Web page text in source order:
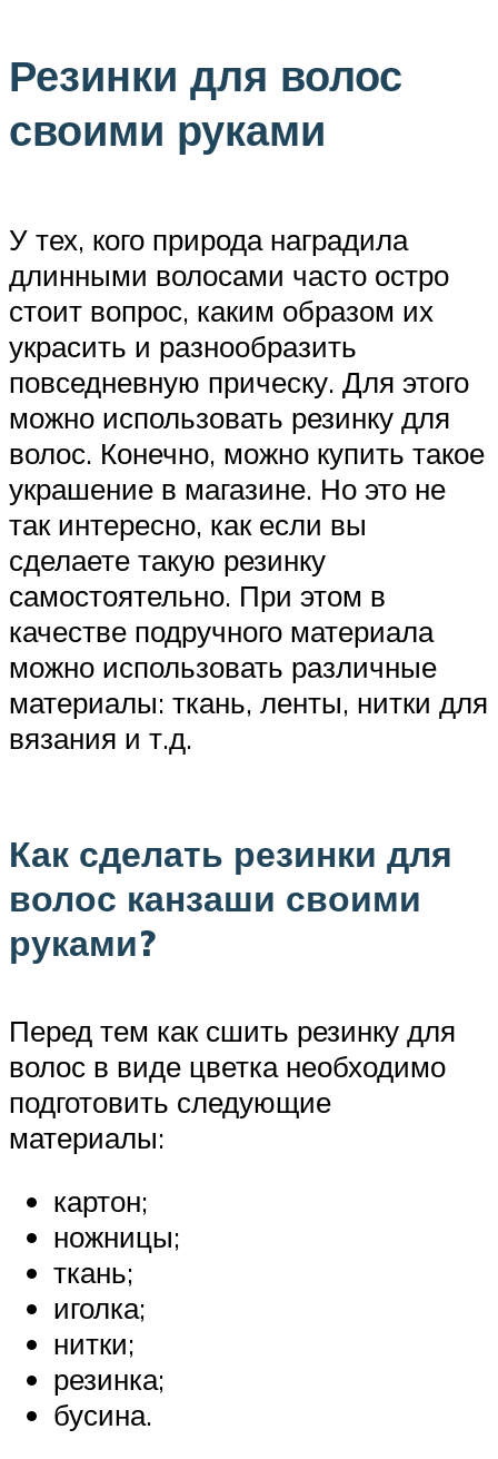
Резинки для волос
своими руками
У тех, кого природа наградила
длинными волосами часто остро
стоит вопрос, каким образом их
украсить и разнообразить
повседневную прическу. Для этого
можно использовать резинку для
волос. Конечно, можно купить такое
украшение в магазине. Но это не
так интересно, как если вы
сделаете такую резинку
самостоятельно. При этом в
качестве подручного материала
можно использовать различные
материалы: ткань, ленты, нитки для
вязания и т.д.
Как сделать резинки для
волос канзаши своими
руками?
Перед тем как сшить резинку для
волос в виде цветка необходимо
подготовить следующие
материалы:
картон;
ножницы;
ткань;
иголка;
нитки;
резинка;
бусина.